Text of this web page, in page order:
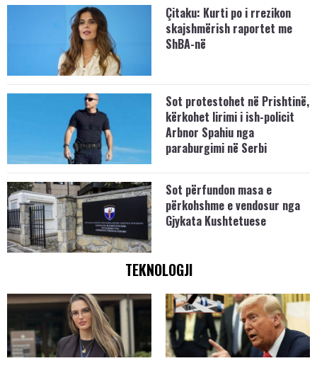
Çitaku: Kurti po i rrezikon
skajshmërish raportet me
ShBA-në
Sot protestohet në Prishtinë,
kërkohet lirimi i ish-policit
Arbnor Spahiu nga
paraburgimi në Serbi
Sot përfundon masa e
përkohshme e vendosur nga
Gjykata Kushtetuese
TEKNOLOGJI